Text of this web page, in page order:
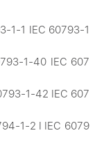
1-1 IEC 60793-1
1-40 IEC 607
1-42 IEC 607
1-2 I IEC 6079